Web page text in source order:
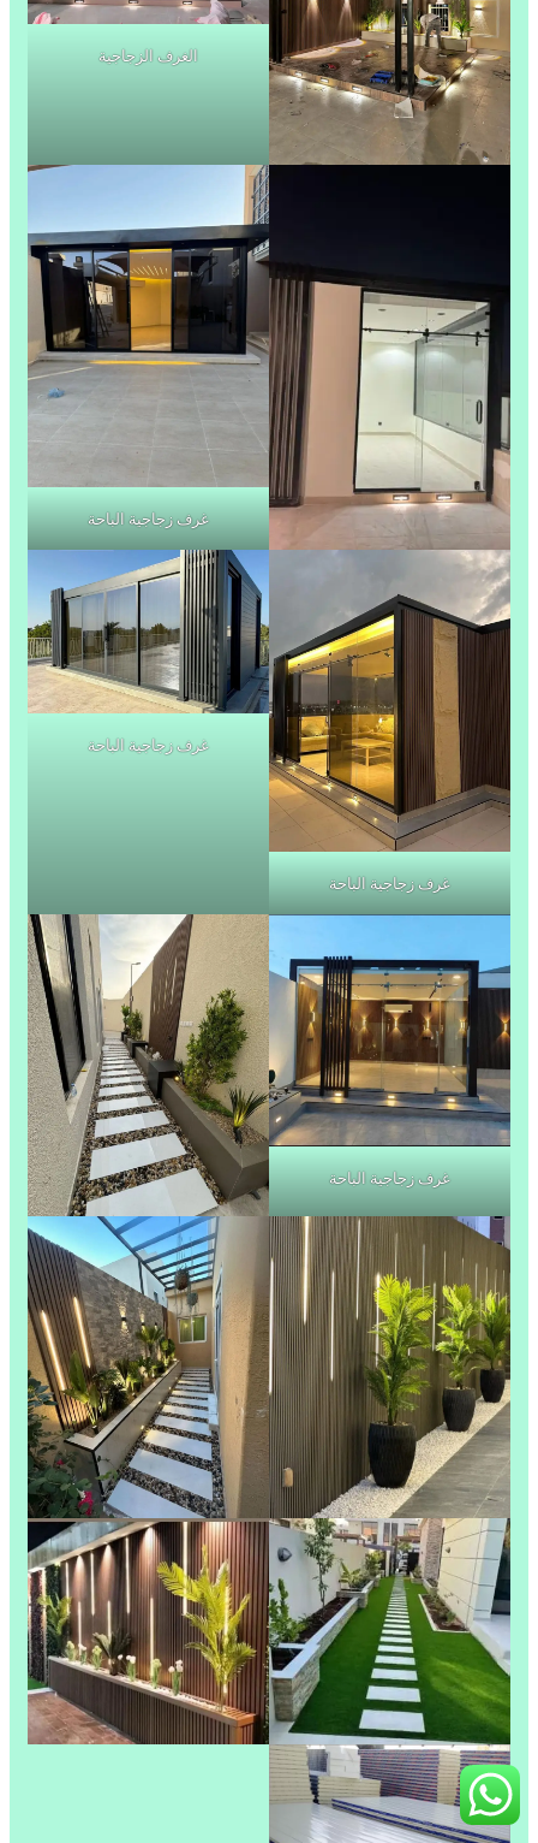
الغرف الزجاجية
غرف زجاجية الباحة
غرف زجاجية الباحة
غرف زجاجية الباحة
غرف زجاجية الباحة